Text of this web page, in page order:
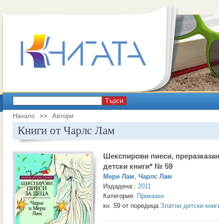
Търси
Начало >> Автори
Книги от Чарлс Лам
Шекспирови пиеси,
детски книги* № 59
Мери Лам, Чарлс Лам
Издадена:: 2011
Категория: Приказки
кн. 59 от поредица Златни детски